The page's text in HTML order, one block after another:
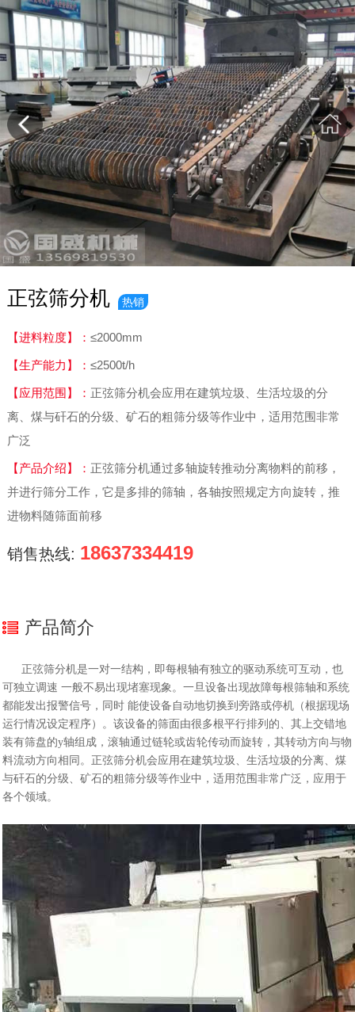
正弦筛分机 热销
【进料粒度】： ≤2000mm
【生产能力】： ≤2500t/h
【应用范围】： 正弦筛分机会应用在建筑垃圾、生活垃圾的分
离、煤与矸石的分级、矿石的粗筛分级等作业中，适用范围非常
广泛
【产品介绍】： 正弦筛分机通过多轴旋转推动分离物料的前移，
并进行筛分工作，它是多排的筛轴，各轴按照规定方向旋转，推
进物料随筛面前移
销售热线: 18637334419
产品简介
正弦筛分机是一对一结构，即每根轴有独立的驱动系统可互动，也
可独立调速 一般不易出现堵塞现象。一旦设备出现故障每根筛轴和系统
都能发出报警信号，同时 能使设备自动地切换到旁路或停机（根据现场
运行情况设定程序）。该设备的筛面由很多根平行排列的、其上交错地
装有筛盘的y轴组成，滚轴通过链轮或齿轮传动而旋转，其转动方向与物
料流动方向相同。正弦筛分机会应用在建筑垃圾、生活垃圾的分离、煤
与矸石的分级、矿石的粗筛分级等作业中，适用范围非常广泛，应用于
各个领域。